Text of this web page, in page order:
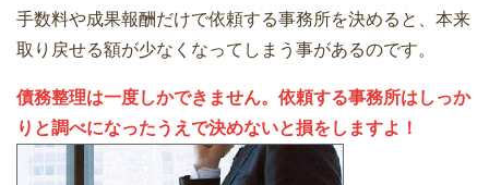
手数料や成果報酬だけで依頼する事務所を決めると、本来
取り戻せる額が少なくなってしまう事があるのです。
債務整理は一度しかできません。依頼する事務所はしっか
りと調べになったうえで決めないと損をしますよ！